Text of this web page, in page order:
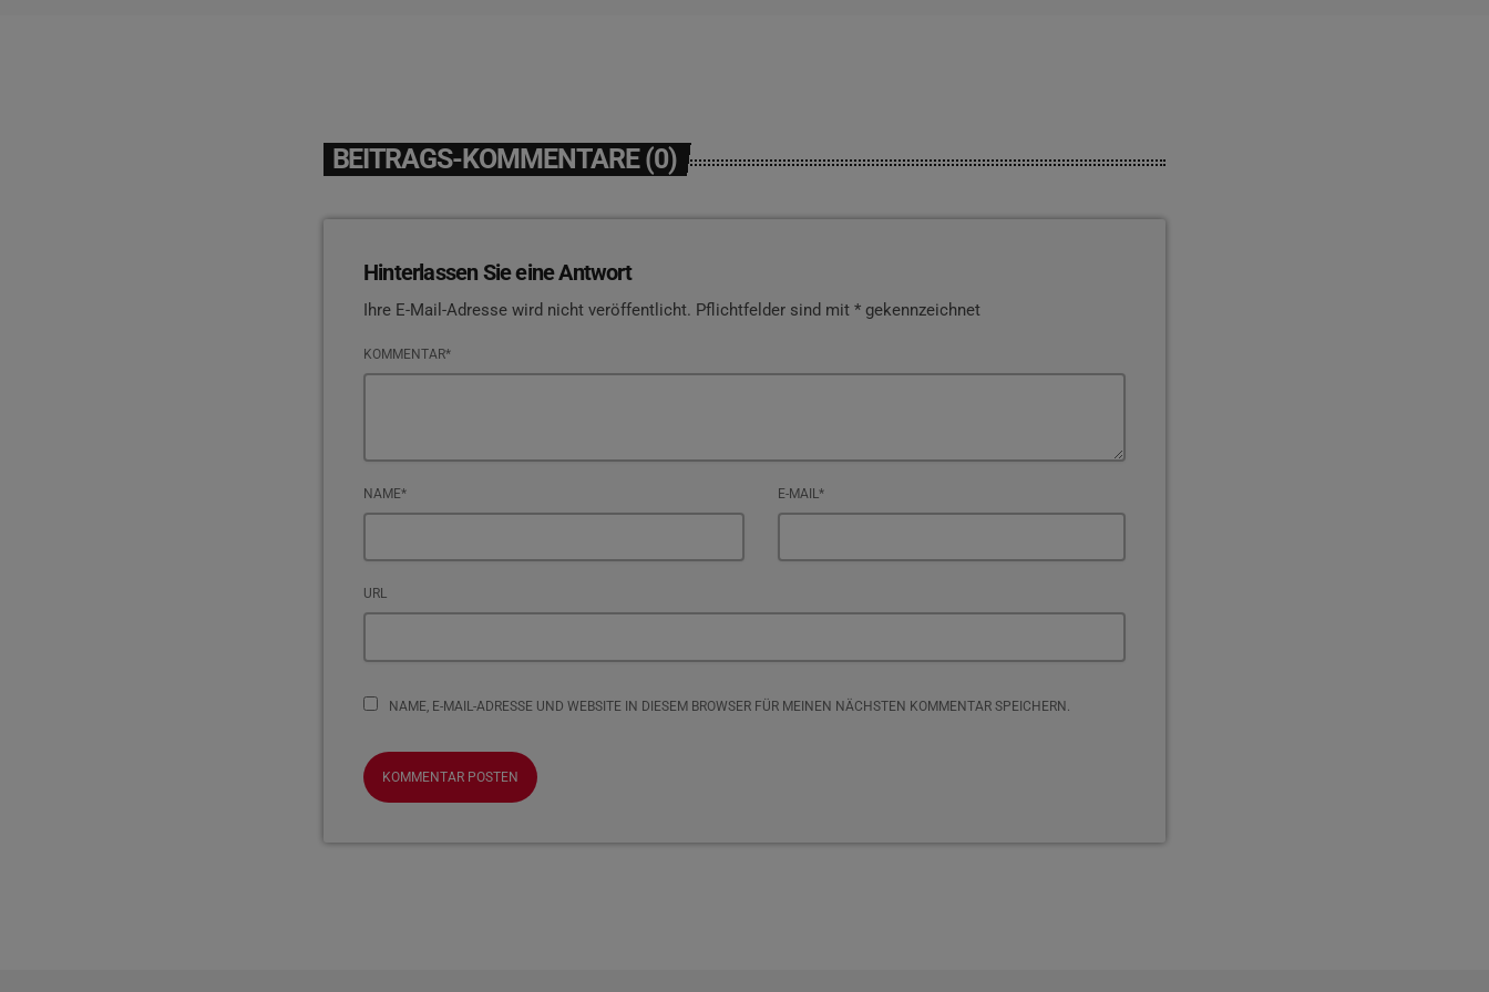
BEITRAGS-KOMMENTARE (0)
Hinterlassen Sie eine Antwort
Ihre E-Mail-Adresse wird nicht veröffentlicht. Pflichtfelder sind mit * gekennzeichnet
KOMMENTAR*
NAME* E-MAIL*
URL
NAME, E-MAIL-ADRESSE UND WEBSITE IN DIESEM BROWSER FÜR MEINEN NÄCHSTEN KOMMENTAR SPEICHERN.